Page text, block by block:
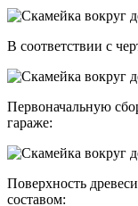
В соответствии с
Первоначальную
гараже:
Поверхность
составом: